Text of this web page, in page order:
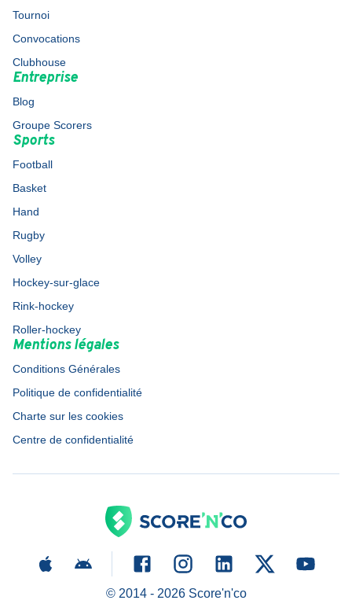
Tournoi
Convocations
Clubhouse
Entreprise
Blog
Groupe Scorers
Sports
Football
Basket
Hand
Rugby
Volley
Hockey-sur-glace
Rink-hockey
Roller-hockey
Mentions légales
Conditions Générales
Politique de confidentialité
Charte sur les cookies
Centre de confidentialité
© 2014 - 2026Score'n'co